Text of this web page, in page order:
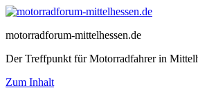
motorradforum-mittelhessen.de
Der Treffpunkt für Motorradfahrer in
Zum Inhalt